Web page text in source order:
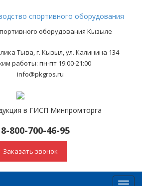
оборудования Кызыле
Тыва, г. Кызыл, ул. Калинина 134
работы: пн-пт 19:00-21:00
info@pkgros.ru
в ГИСП Минпромторга
8-800-700-46-95
Заказать звонок